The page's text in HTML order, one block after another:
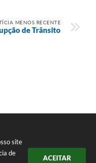
site
de
ACEITAR
MENOS RECENTE
de Trânsito